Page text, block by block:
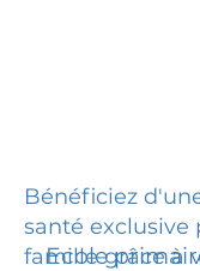
Bénéficiez
santé exclusive
famille grâce à
Ecole